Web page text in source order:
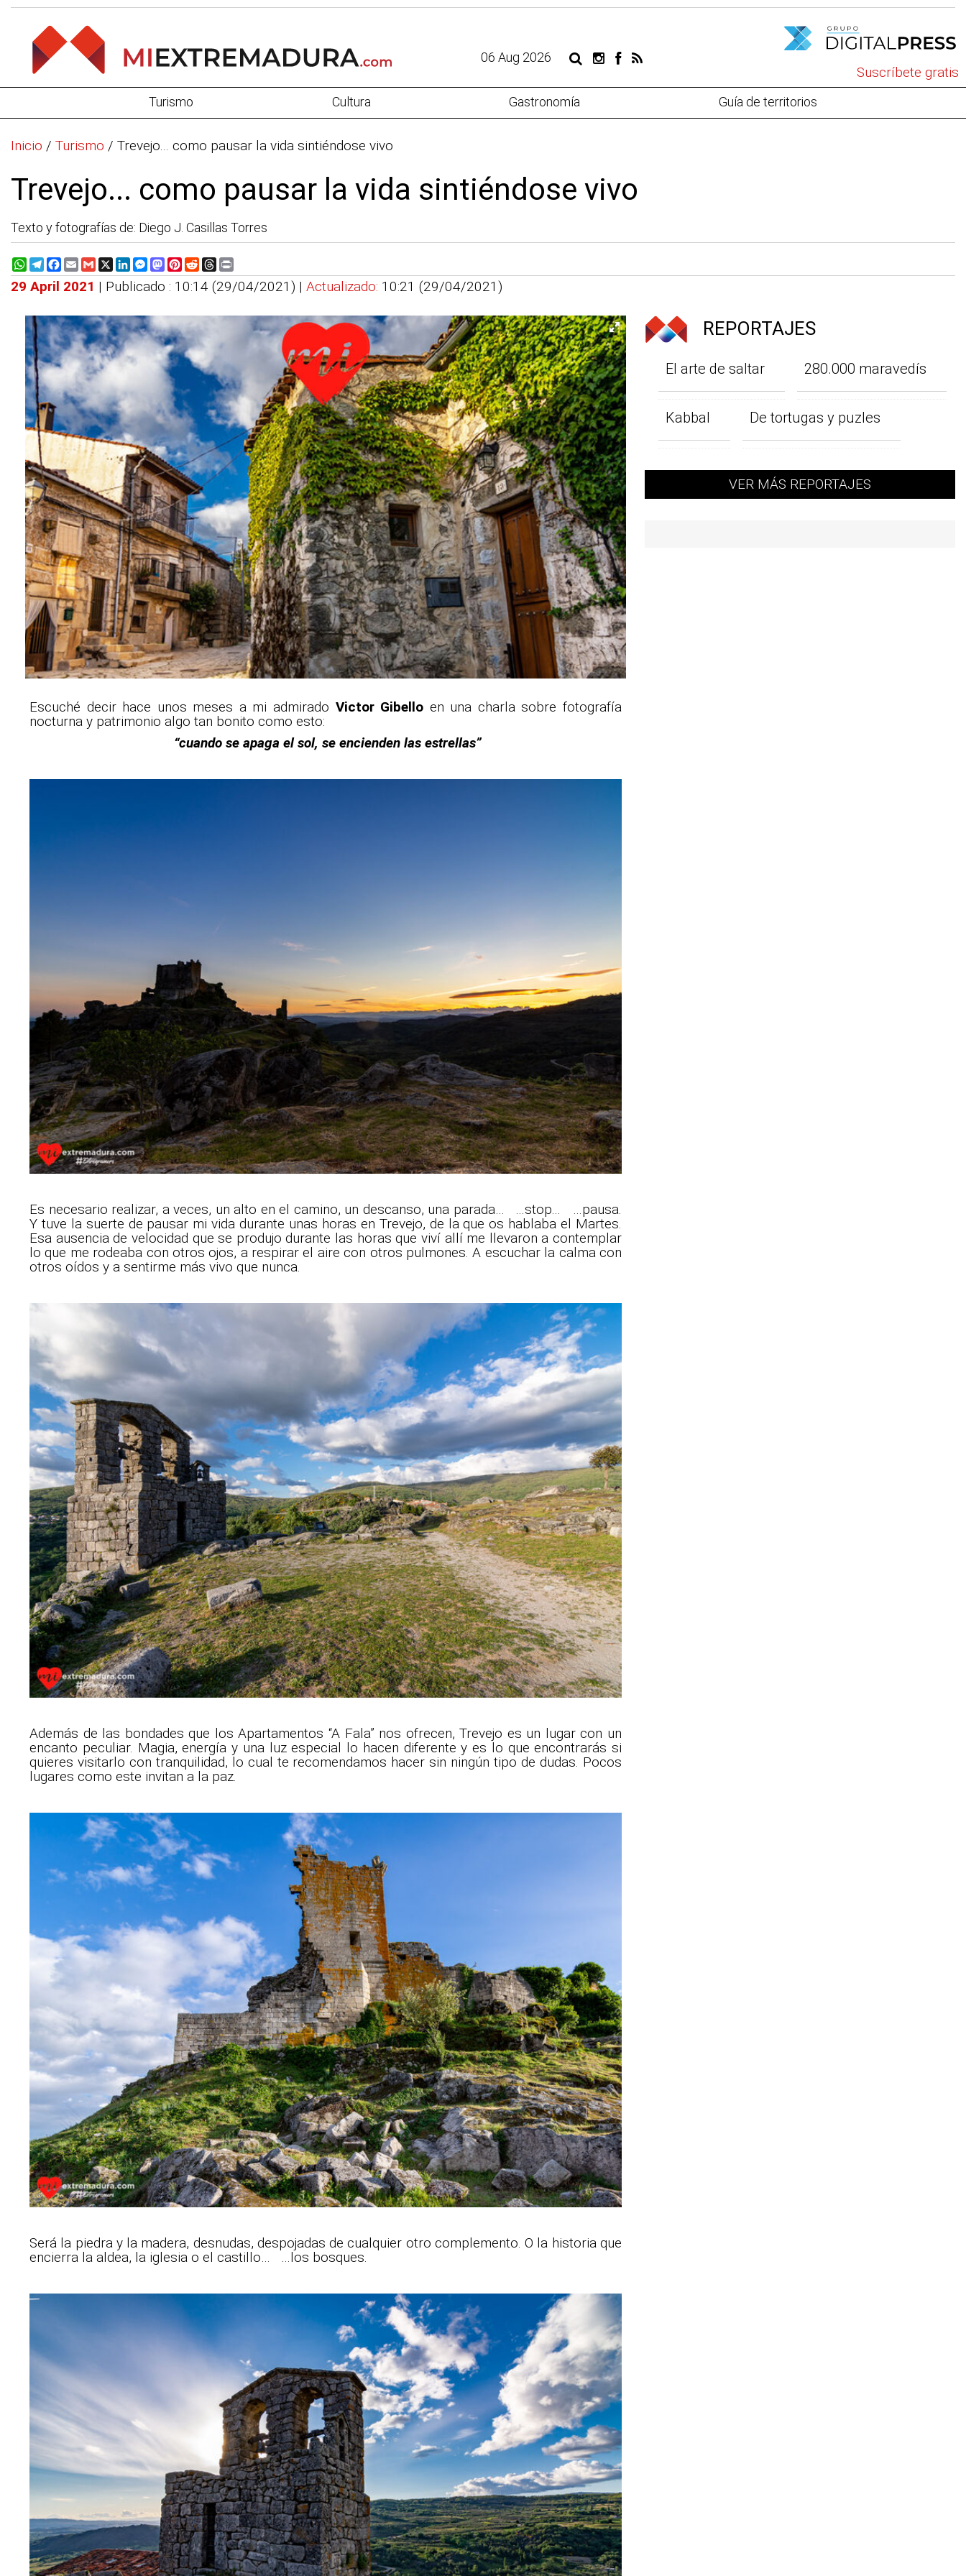
06 Aug 2026
Suscríbete gratis
Turismo Cultura Gastronomía Guía de territorios
Inicio / Turismo / Trevejo... como pausar la vida sintiéndose vivo
Trevejo... como pausar la vida sintiéndose vivo
Texto y fotografías de: Diego J. Casillas Torres
WhatsApp
Telegram
Facebook
EmailGmail
X LinkedIn
Messenger
Mastodon
Pinterest
RedditThreads
29 April 2021 | Publicado : 10:14 (29/04/2021) | Actualizado: 10:21 (29/04/2021)
Escuché decir hace unos meses a mi admirado Victor Gibello en una charla sobre fotografía
nocturna y patrimonio algo tan bonito como esto:
“cuando se apaga el sol, se encienden las estrellas”
Es necesario realizar, a veces, un alto en el camino, un descanso, una parada… ...stop... …pausa.
Y tuve la suerte de pausar mi vida durante unas horas en Trevejo, de la que os hablaba el Martes.
Esa ausencia de velocidad que se produjo durante las horas que viví allí me llevaron a contemplar
lo que me rodeaba con otros ojos, a respirar el aire con otros pulmones. A escuchar la calma con
otros oídos y a sentirme más vivo que nunca.
Además de las bondades que los Apartamentos “A Fala” nos ofrecen, Trevejo es un lugar con un
encanto peculiar. Magia, energía y una luz especial lo hacen diferente y es lo que encontrarás si
quieres visitarlo con tranquilidad, lo cual te recomendamos hacer sin ningún tipo de dudas. Pocos
lugares como este invitan a la paz.
Será la piedra y la madera, desnudas, despojadas de cualquier otro complemento. O la historia que
encierra la aldea, la iglesia o el castillo… …los bosques.
REPORTAJES
El arte de saltar 280.000 maravedís
Kabbal De tortugas y puzles
VER MÁS REPORTAJES